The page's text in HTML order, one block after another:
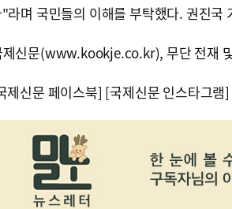
라며 국민들의 이해를 부탁했다. 권진국
신문(www.kookje.co.kr), 무단 전재
제신문 페이스북] [국제신문 인스타그램]